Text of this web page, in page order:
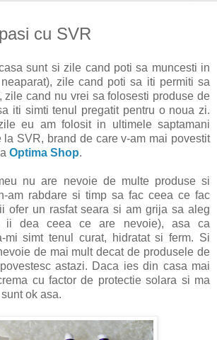
cu SVR
sunt si zile cand poti sa muncesti in
zile cand poti sa iti permiti sa
zile cand nu vrei sa folosesti produse de
iti simti tenul pregatit pentru o noua zi.
eu am folosit in ultimele saptamani
la SVR, brand de care v-am mai povestit
Optima Shop.
nu are nevoie de multe produse si
am rabdare si timp sa fac ceea ce fac
ofer un rasfat seara si am grija sa aleg
ii dea ceea ce are nevoie), asa ca
mi simt tenul curat, hidratat si ferm. Si
de mai mult decat de produsele de
astazi. Daca ies din casa mai
cu factor de protectie solara si ma
ok asa.